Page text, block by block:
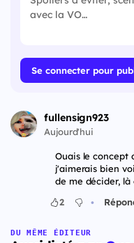
Se connecter pour
fullensign923
Aujourd'hui
Ouais le concept
j'aimerais bien
de me décider,
2
•
DU MÊME ÉDITEUR